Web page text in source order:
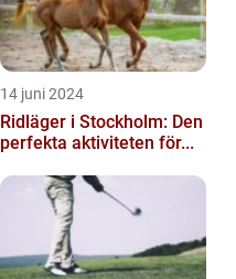
14 juni 2024
Ridläger i Stockholm: Den
perfekta aktiviteten för...